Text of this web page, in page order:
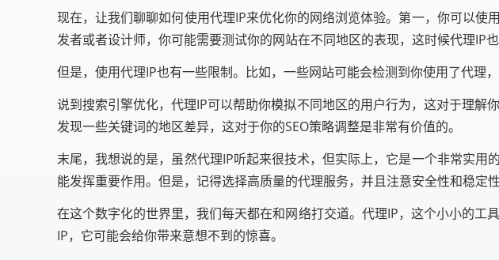
现在，让我们聊聊如何使用代理IP来优化你的网络浏览体验。第一，你可以
发者或者设计师，你可能需要测试你的网站在不同地区的表现，这时候代理IP也
但是，使用代理IP也有一些限制。比如，一些网站可能会检测到你使用了代理
说到搜索引擎优化，代理IP可以帮助你模拟不同地区的用户行为，这对于理
发现一些关键词的地区差异，这对于你的SEO策略调整是非常有价值的。
末尾，我想说的是，虽然代理IP听起来很技术，但实际上，它是一个非常实
能发挥重要作用。但是，记得选择高质量的代理服务，并且注意安全性和稳定性
在这个数字化的世界里，我们每天都在和网络打交道。代理IP，这个小小的
IP，它可能会给你带来意想不到的惊喜。